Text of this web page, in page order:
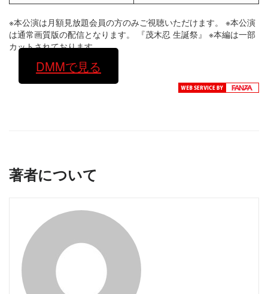
※本公演は月額見放題会員の方のみご視聴いただけます。 ※本公演
は通常画質版の配信となります。 『茂木忍 生誕祭』 ※本編は一部
カットされております。
DMMで見る
著者について